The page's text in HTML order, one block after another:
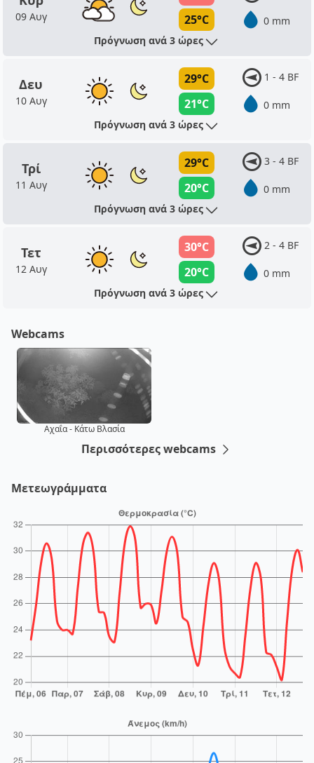
09 Αυγ
25°C
0 mm
Πρόγνωση ανά 3 ώρες
Δευ
10 Αυγ
29°C
21°C
1 - 4 BF
0 mm
Πρόγνωση ανά 3 ώρες
Τρί
11 Αυγ
29°C
20°C
3 - 4 BF
0 mm
Πρόγνωση ανά 3 ώρες
Τετ
12 Αυγ
30°C
20°C
2 - 4 BF
0 mm
Πρόγνωση ανά 3 ώρες
Webcams
Αχαΐα - Κάτω Βλασία
Περισσότερες webcams
Μετεωγράμματα